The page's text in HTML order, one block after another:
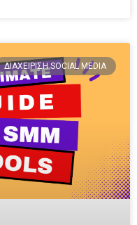
ΔΙΑΧΕΊΡΙΣΗ SOCIAL MEDIA